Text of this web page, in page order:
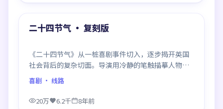
精选
二十四节气 · 复刻版
《二十四节气》从一桩喜剧事件切入，逐步揭开英国
社会背后的复杂切面。导演用冷静的笔触描摹人物挣
扎，沉浸感极强，看完后劲十足。
喜剧 · 线路
20万 6.2千 8年前